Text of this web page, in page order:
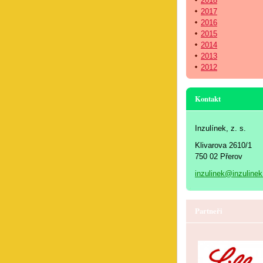
2017
2016
2015
2014
2013
2012
Kontakt
Inzulínek, z. s.
Klivarova 2610/1
750 02 Přerov
Partneři